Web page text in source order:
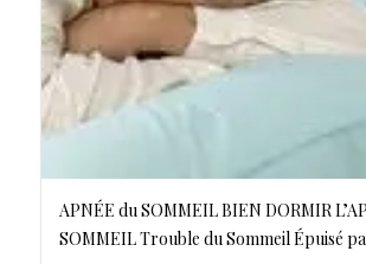
APNÉE du SOMMEIL BIEN DORMIR
SOMMEIL Trouble du Sommeil Épuisé